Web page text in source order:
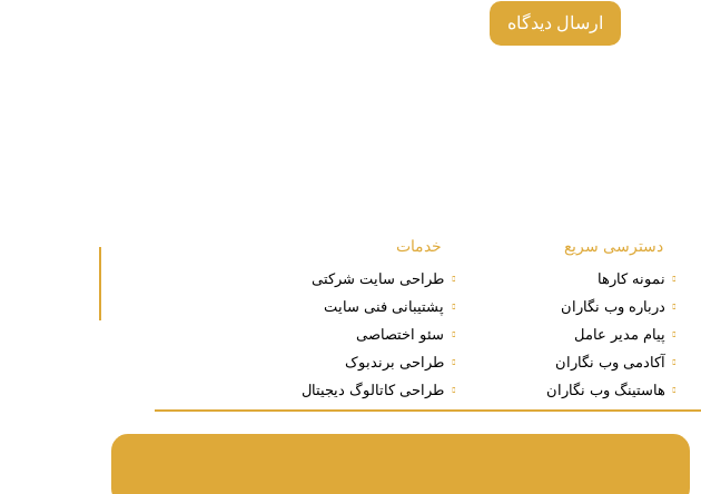
دسترسی سریع
نمونه کارها
درباره وب نگاران
پیام مدیر عامل
آکادمی وب نگاران
هاستینگ وب نگاران
خدمات
طراحی سایت شرکتی
پشتیبانی فنی سایت
سئو اختصاصی
طراحی برندبوک
طراحی کاتالوگ دیجیتال